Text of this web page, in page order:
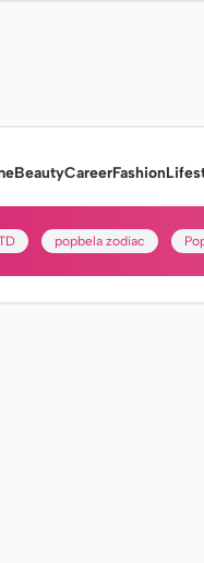
BeautyCareerFashion
popbela zodiac